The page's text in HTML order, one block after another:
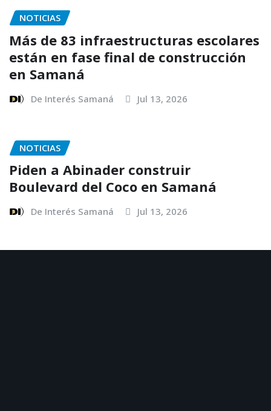
NOTICIAS
Más de 83 infraestructuras escolares
están en fase final de construcción
en Samaná
De Interés Samaná Jul 13, 2026
NOTICIAS
Piden a Abinader construir
Boulevard del Coco en Samaná
De Interés Samaná Jul 13, 2026